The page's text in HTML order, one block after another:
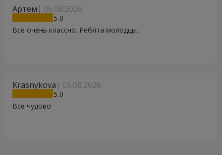
Артем 06.08.2026
5
Все очень классно. Ребята молодцы.
Krasnykova 05.08.2026
5
Все чудово